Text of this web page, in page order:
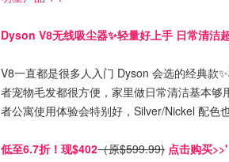
Dyson V8无线吸尘器✨轻量好上手 日常清洁
V8一直都是很多人入门 Dyson 会选的经典款
者宠物毛发都很方便，家里做日常清洁基本
者公寓使用体验会特别好，Silver/Nickel 配色
低至6.7折！现$402（原$599.99) 点击购买>>'